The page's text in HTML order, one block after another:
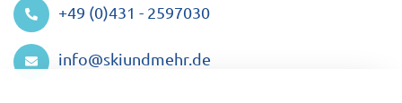
+49 (0)431 - 2597030
info@skiundmehr.de